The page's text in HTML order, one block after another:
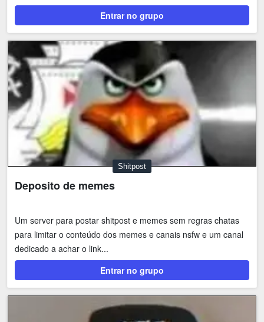
Entrar no grupo
Shitpost
Deposito de memes
Um server para postar shitpost e memes sem regras chatas
para limitar o conteúdo dos memes e canais nsfw e um canal
dedicado a achar o link...
Entrar no grupo